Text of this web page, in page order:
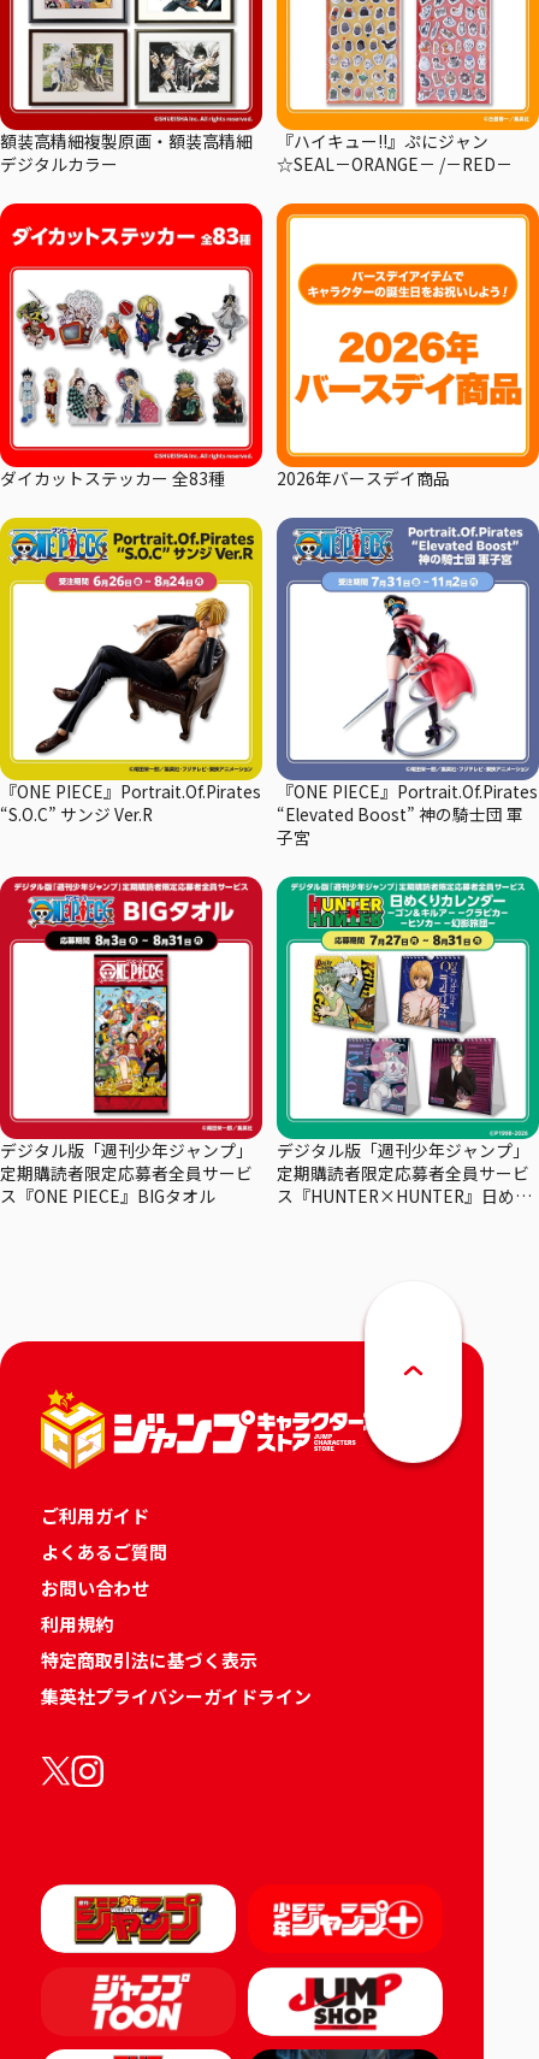
額装高精細複製原画・額装高精細
デジタルカラー
『ハイキュー!!』ぷにジャン
☆SEAL－ORANGE－ /－RED－
ダイカットステッカー 全83種 2026年バースデイ商品
『ONE PIECE』Portrait.Of.Pirates
“S.O.C” サンジ Ver.R
『ONE PIECE』Portrait.Of.Pirates
“Elevated Boost” 神の騎士団 軍
子宮
デジタル版「週刊少年ジャンプ」
定期購読者限定応募者全員サービ
ス『ONE PIECE』BIGタオル
デジタル版「週刊少年ジャンプ」
定期購読者限定応募者全員サービ
ス『HUNTER×HUNTER』日めく
ご利用ガイド
よくあるご質問
お問い合わせ
利用規約
特定商取引法に基づく表示
集英社プライバシーガイドライン